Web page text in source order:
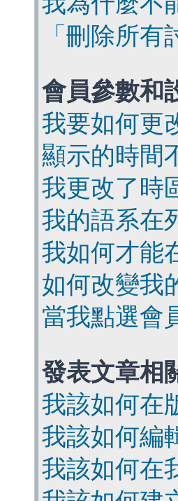
「刪除所
會員參數和
我要如何更
顯示的時間
我更改了時
我的語系在
我如何才能
如何改變我
當我點選會
發表文章相
我該如何在
我該如何編
我該如何在